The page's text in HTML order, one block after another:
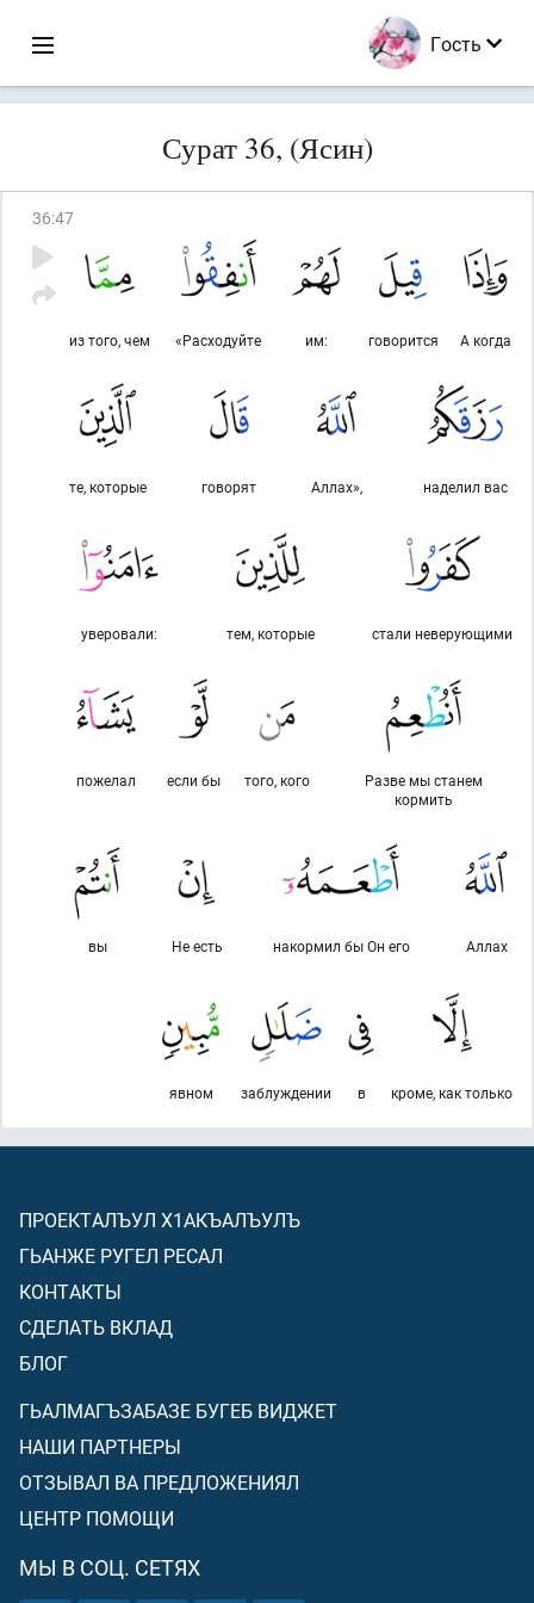
Гость
Сурат 36, (Ясин)
36:47
А когда
говорится
им:
«Расходуйте
из того, чем
наделил вас
Аллах»,
говорят
те, которые
стали неверующими
тем, которые
уверовали:
Разве мы станем
кормить
того, кого
если бы
пожелал
Аллах
накормил бы Он его
Не есть
вы
кроме, как только
в
заблуждении
явном
ПРОЕКТАЛЪУЛ Х1АКЪАЛЪУЛЪ
ГЬАНЖЕ РУГЕЛ РЕСАЛ
КОНТАКТЫ
СДЕЛАТЬ ВКЛАД
БЛОГ
ГЬАЛМАГЪЗАБАЗЕ БУГЕБ ВИДЖЕТ
НАШИ ПАРТНЕРЫ
ОТЗЫВАЛ ВА ПРЕДЛОЖЕНИЯЛ
ЦЕНТР ПОМОЩИ
МЫ В СОЦ. СЕТЯХ